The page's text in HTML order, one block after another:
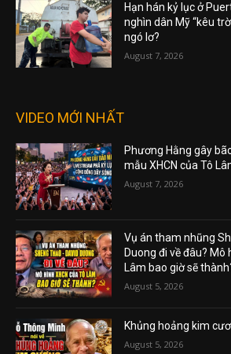
Hạn hán kỷ lục ở
nghìn dân Mỹ “kêu
ngó lơ?
August 7, 2026
VIDEO MỚI NHẤT
Phương Hằng gây
mẫu XHCN của Tô
August 7, 2026
Vụ án tham nhũng
Duong đi về đâu? Mô
Lâm bao giờ sẽ
August 5, 2026
Khủng hoảng kim
August 5, 2026